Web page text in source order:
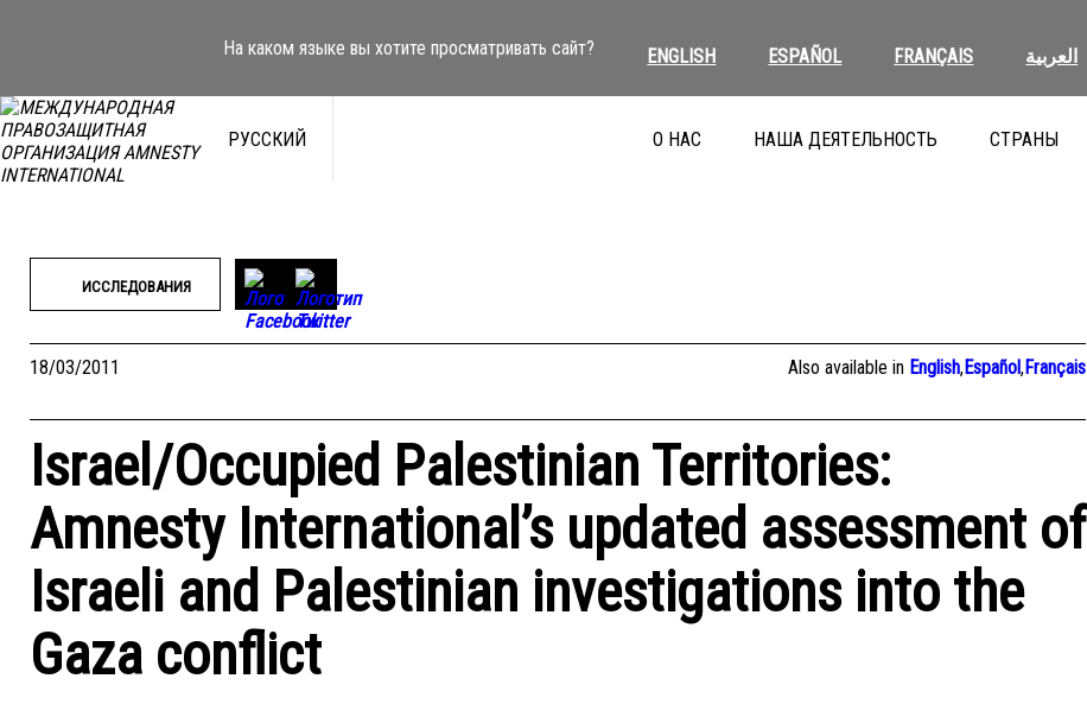
На каком языке вы хотите просматривать сайт? ENGLISH ESPAÑOL FRANÇAIS العربية
РУССКИЙ О НАС НАША ДЕЯТЕЛЬНОСТЬ СТРАНЫ
ИССЛЕДОВАНИЯ
18/03/2011 Also available in English,Español,Français
Israel/Occupied Palestinian Territories:
Amnesty International’s updated assessment of
Israeli and Palestinian investigations into the
Gaza conflict